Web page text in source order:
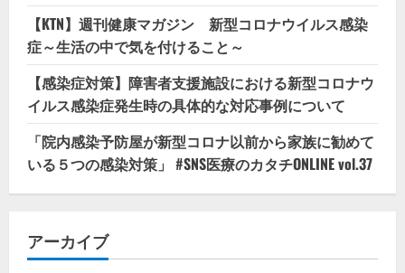
【KTN】週刊健康マガジン 新型コロナウイルス感染
症～生活の中で気を付けること～
【感染症対策】障害者支援施設における新型コロナウ
イルス感染症発生時の具体的な対応事例について
「院内感染予防屋が新型コロナ以前から家族に勧めて
いる５つの感染対策」 #SNS医療のカタチONLINE vol.37
アーカイブ